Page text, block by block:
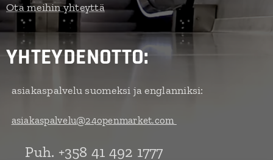
Ota meihin yhteyttä
YHTEYDENOTTO:
asiakaspalvelu suomeksi ja englanniksi:
asiakaspalvelu@24openmarket.com
Puh. +358 41 492 1777